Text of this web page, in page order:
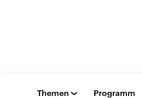
Themen Programm